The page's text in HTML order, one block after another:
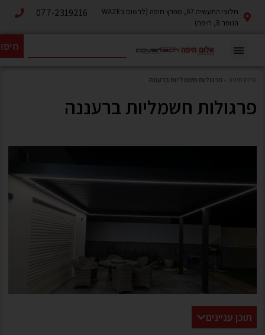
חלוצי התעשיה 67, מפרץ חיפה (לרשום בWAZE
הנופר 8, חיפה)
077-2319216
אלום חיפה פרגולות חשמליות ברעננה
פרגולות חשמליות ברעננה
תוכן עניינים